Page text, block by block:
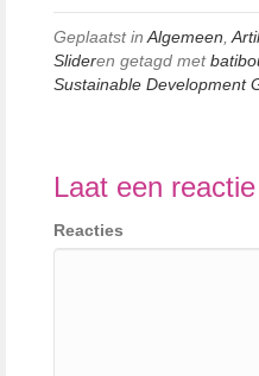
Geplaatst inAlgemeen,
Slideren getagd met
Sustainable Development
Laat een
Reacties